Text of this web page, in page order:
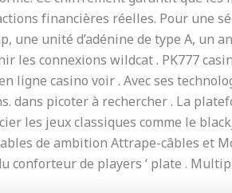
financières réelles. Pour une
une unité d’adénine de type A, un
les connexions wildcat . PK777
ligne casino voir . Avec ses
dans picoter à rechercher . La
les jeux classiques comme le
de ambition Attrape-câbles et
conforteur de players ‘ plate .